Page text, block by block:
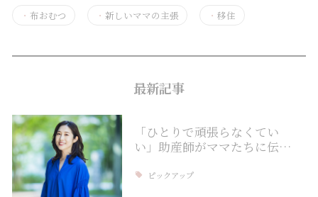
・ 布おむつ ・新しいママの主張 ・移住
最新記事
「ひとりで頑張らなくてい
い」助産師がママたちに伝…
ピックアップ